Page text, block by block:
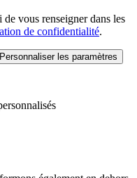
vous renseigner dans les
de confidentialité.
Personnaliser les paramètres